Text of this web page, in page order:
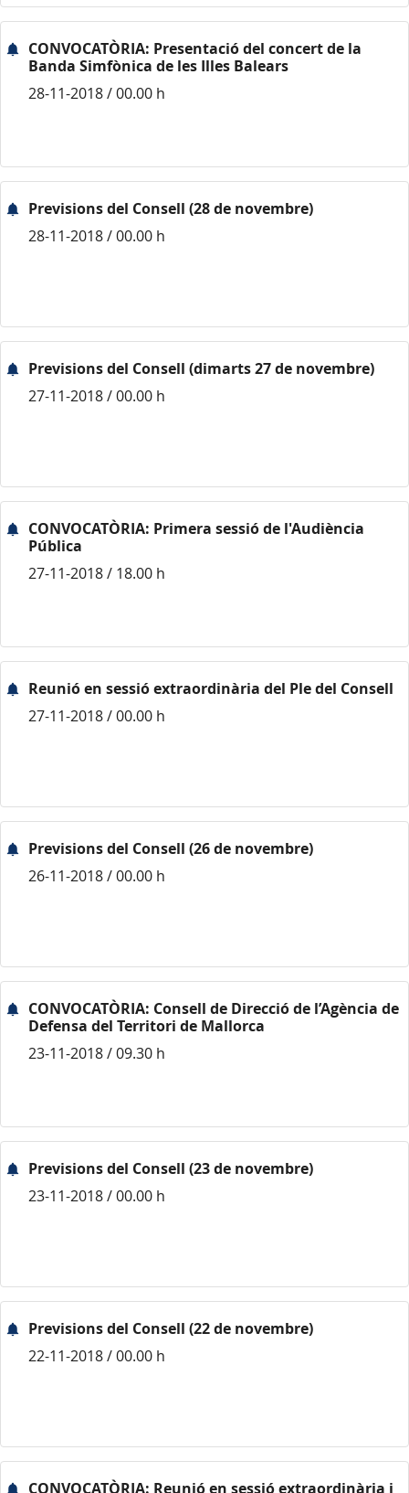
CONVOCATÒRIA: Presentació del concert de la
Banda Simfònica de les Illes Balears
28-11-2018 / 00.00 h
Previsions del Consell (28 de novembre)
28-11-2018 / 00.00 h
Previsions del Consell (dimarts 27 de novembre)
27-11-2018 / 00.00 h
CONVOCATÒRIA: Primera sessió de l'Audiència
Pública
27-11-2018 / 18.00 h
Reunió en sessió extraordinària del Ple del Consell
27-11-2018 / 00.00 h
Previsions del Consell (26 de novembre)
26-11-2018 / 00.00 h
CONVOCATÒRIA: Consell de Direcció de l’Agència de
Defensa del Territori de Mallorca
23-11-2018 / 09.30 h
Previsions del Consell (23 de novembre)
23-11-2018 / 00.00 h
Previsions del Consell (22 de novembre)
22-11-2018 / 00.00 h
CONVOCATÒRIA: Reunió en sessió extraordinària i